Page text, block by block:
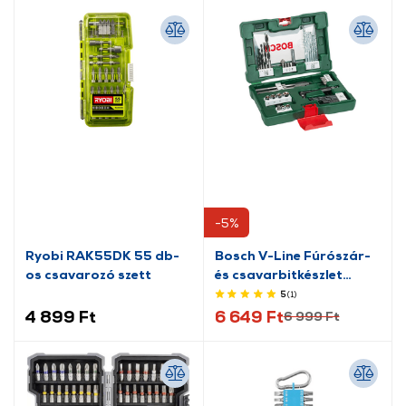
Ryobi RAK55DK 55 db-
os csavarozó szett
4 899 Ft
-5%
Bosch V-Line Fúrószár-
és csavarbitkészlet
(2607017305)
5(1)
6 649 Ft6 999 Ft